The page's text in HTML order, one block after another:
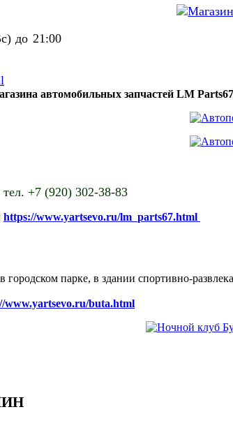
до 21:00
автомобильных запчастей LM Parts67
+7 (920) 302-38-83
https://www.yartsevo.ru/lm_parts67.html
городском парке, в здании спортивно-
www.yartsevo.ru/buta.html